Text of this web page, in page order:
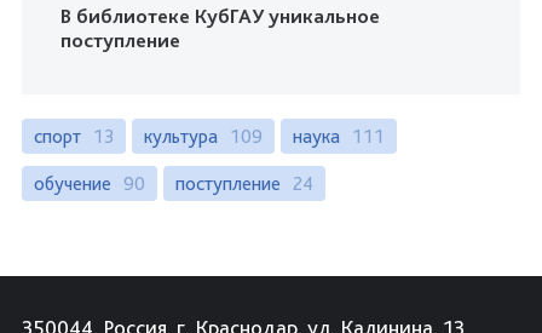
В библиотеке КубГАУ уникальное
поступление
спорт 13 культура 109 наука 111
обучение 90 поступление 24
350044, Россия, г. Краснодар, ул. Калинина, 13